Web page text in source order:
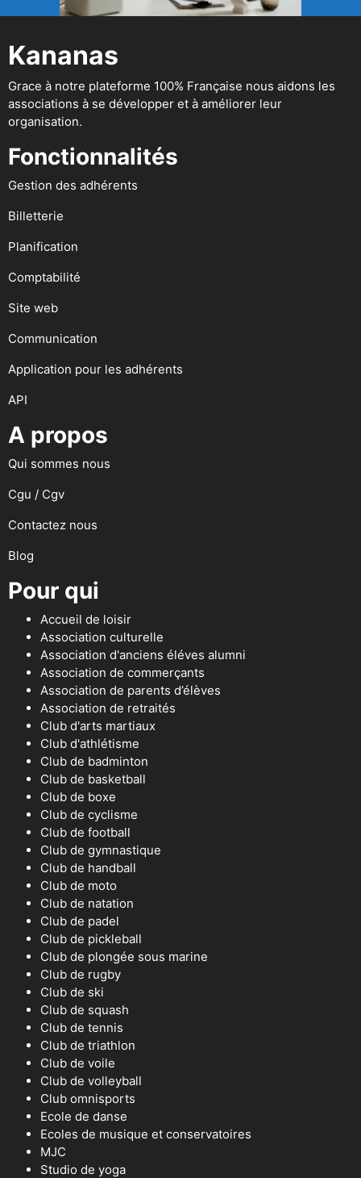
Kananas
Grace à notre plateforme 100% Française nous aidons les
associations à se développer et à améliorer leur
organisation.
Fonctionnalités
Gestion des adhérents
Billetterie
Planification
Comptabilité
Site web
Communication
Application pour les adhérents
API
A propos
Qui sommes nous
Cgu / Cgv
Contactez nous
Blog
Pour qui
Accueil de loisir
Association culturelle
Association d'anciens éléves alumni
Association de commerçants
Association de parents d’élèves
Association de retraités
Club d'arts martiaux
Club d'athlétisme
Club de badminton
Club de basketball
Club de boxe
Club de cyclisme
Club de football
Club de gymnastique
Club de handball
Club de moto
Club de natation
Club de padel
Club de pickleball
Club de plongée sous marine
Club de rugby
Club de ski
Club de squash
Club de tennis
Club de triathlon
Club de voile
Club de volleyball
Club omnisports
Ecole de danse
Ecoles de musique et conservatoires
MJC
Studio de yoga